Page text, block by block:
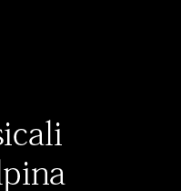
- Titoli